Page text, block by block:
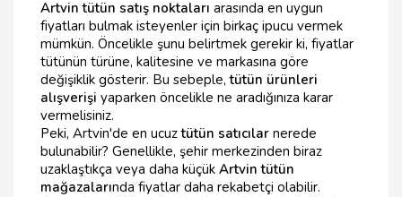
Artvin tütün satış noktaları arasında en uygun
fiyatları bulmak isteyenler için birkaç ipucu vermek
mümkün. Öncelikle şunu belirtmek gerekir ki, fiyatlar
tütünün türüne, kalitesine ve markasına göre
değişiklik gösterir. Bu sebeple,tütün ürünleri
alışverişi yaparken öncelikle ne aradığınıza karar
vermelisiniz.
Peki, Artvin'de en ucuztütün satıcılar nerede
bulunabilir? Genellikle, şehir merkezinden biraz
uzaklaştıkça veya daha küçük Artvin tütün
mağazalarında fiyatlar daha rekabetçi olabilir.